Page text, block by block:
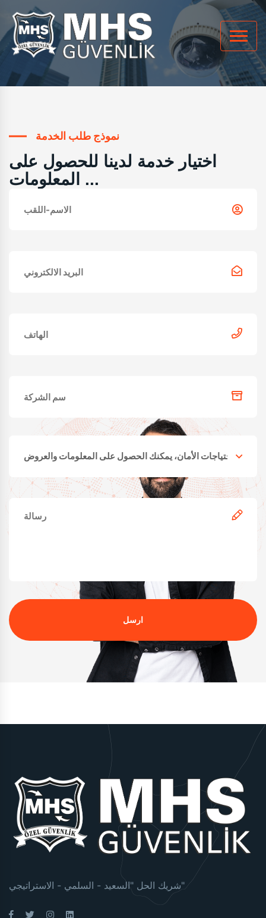
نموذج طلب الخدمة
اختيار خدمة لدينا للحصول على
المعلومات ...
شريك الحل "السعيد - السلمي - الاستراتيجي"